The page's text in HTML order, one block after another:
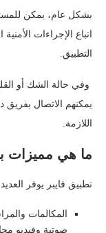
بشكل عام، يمكن
اتباع الإجراءات
التطبيق.
وفي حالة الشك أو
يمكنهم الاتصال
اللازمة.
ما هي مميزات
تطبيق فايبر يوفر
المكالمات
صوتية وفيديو